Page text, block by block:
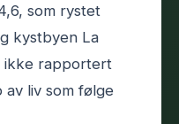
som rystet
kystbyen La
ikke rapportert
liv som følge